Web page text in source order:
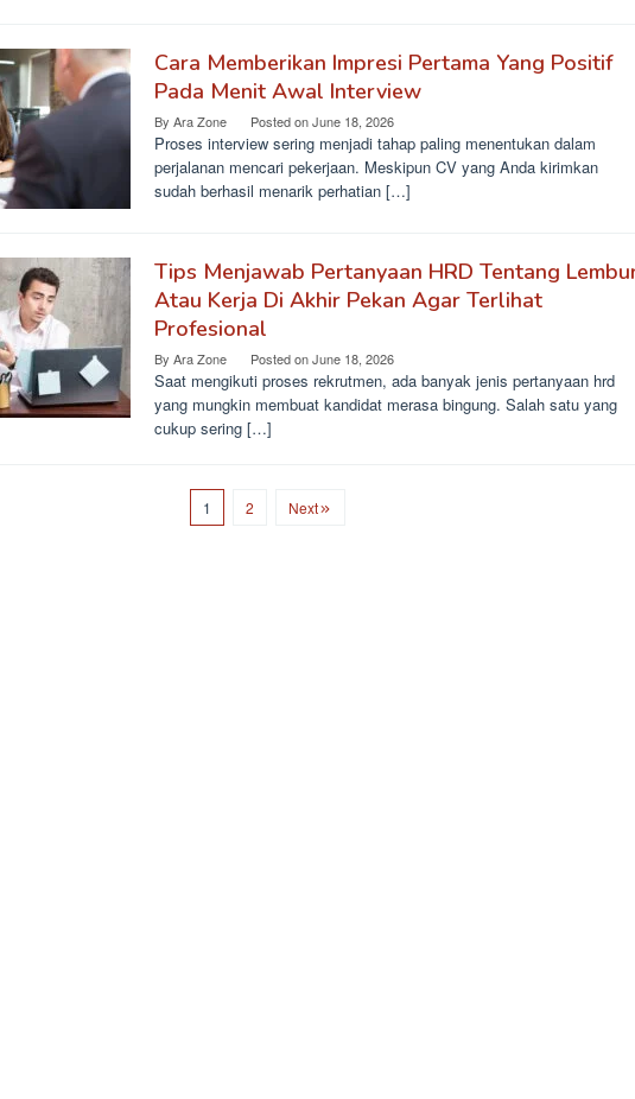
Cara Memberikan Impresi Pertama Yang Positif
Pada Menit Awal Interview
By Ara Zone Posted onJune 18, 2026
Proses interview sering menjadi tahap paling menentukan dalam
perjalanan mencari pekerjaan. Meskipun CV yang Anda kirimkan
sudah berhasil menarik perhatian […]
Tips Menjawab Pertanyaan HRD Tentang
Atau Kerja Di Akhir Pekan Agar Terlihat
Profesional
By Ara Zone Posted onJune 18, 2026
Saat mengikuti proses rekrutmen, ada banyak jenis pertanyaan hrd
yang mungkin membuat kandidat merasa bingung. Salah satu yang
cukup sering […]
1 2 Next